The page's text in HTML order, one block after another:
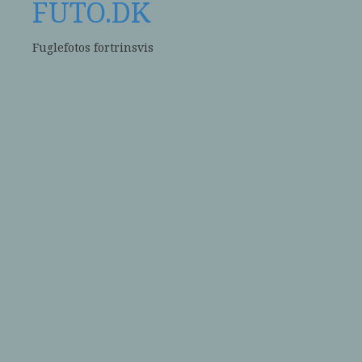
FUTO.DK
Fuglefotos fortrinsvis